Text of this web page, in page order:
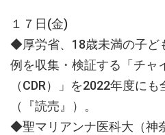
１７日(金)
◆厚労省、18歳未満の子ど
例を収集・検証する「チャ
（CDR）」を2022年度に
（『読売』）。
◆聖マリアンナ医科大（神